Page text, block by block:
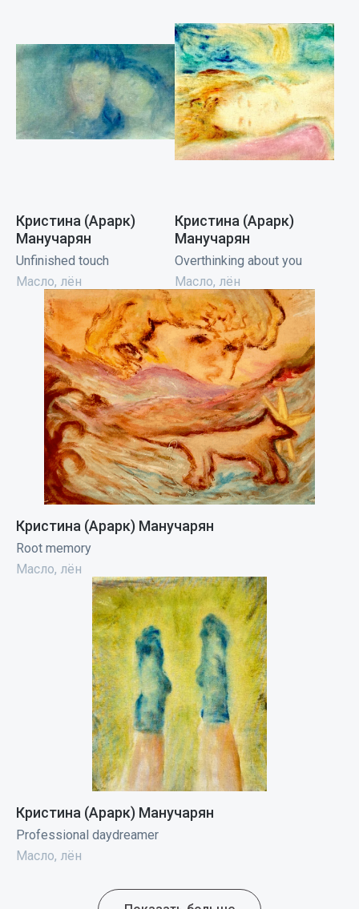
Кристина (Арарк)
Манучарян
Unfinished touch
Масло, лён
Кристина (Арарк)
Манучарян
Overthinking about you
Масло, лён
Кристина (Арарк) Манучарян
Root memory
Масло, лён
Кристина (Арарк) Манучарян
Professional daydreamer
Масло, лён